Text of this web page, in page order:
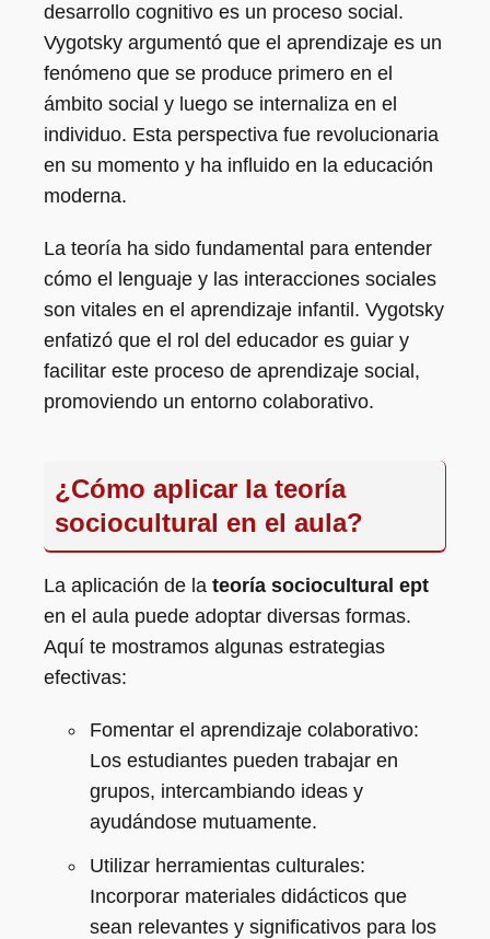
desarrollo cognitivo es un proceso social.
Vygotsky argumentó que el aprendizaje es un
fenómeno que se produce primero en el
ámbito social y luego se internaliza en el
individuo. Esta perspectiva fue revolucionaria
en su momento y ha influido en la educación
moderna.
La teoría ha sido fundamental para entender
cómo el lenguaje y las interacciones sociales
son vitales en el aprendizaje infantil. Vygotsky
enfatizó que el rol del educador es guiar y
facilitar este proceso de aprendizaje social,
promoviendo un entorno colaborativo.
¿Cómo aplicar la teoría
sociocultural en el aula?
La aplicación de la teoría sociocultural ept
en el aula puede adoptar diversas formas.
Aquí te mostramos algunas estrategias
efectivas:
Fomentar el aprendizaje colaborativo:
Los estudiantes pueden trabajar en
grupos, intercambiando ideas y
ayudándose mutuamente.
Utilizar herramientas culturales:
Incorporar materiales didácticos que
sean relevantes y significativos para los